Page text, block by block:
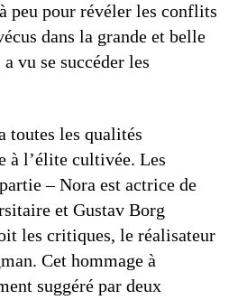
peu pour révéler les conflits
dans la grande et belle
vu se succéder les
toutes les qualités
à l’élite cultivée. Les
– Nora est actrice de
et Gustav Borg
les critiques, le réalisateur
Cet hommage à
suggéré par deux